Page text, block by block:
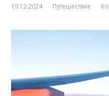
19.12.2024 Путешествие